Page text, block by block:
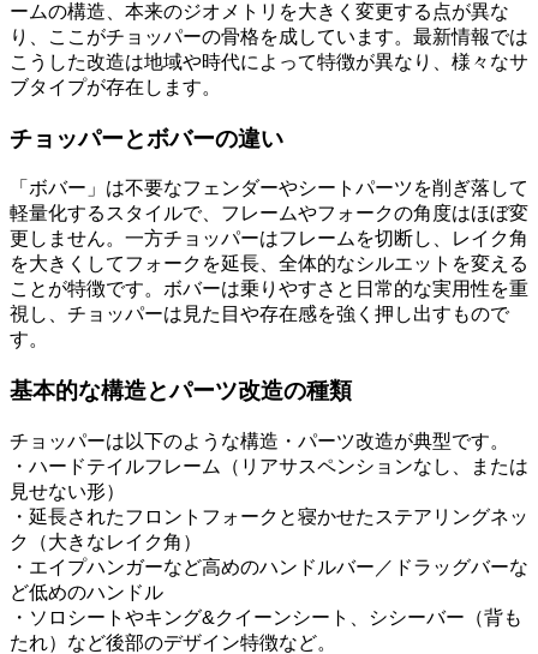
ームの構造、本来のジオメトリを大きく変更する点が異な
り、ここがチョッパーの骨格を成しています。最新情報では
こうした改造は地域や時代によって特徴が異なり、様々なサ
ブタイプが存在します。
チョッパーとボバーの違い
「ボバー」は不要なフェンダーやシートパーツを削ぎ落して
軽量化するスタイルで、フレームやフォークの角度はほぼ変
更しません。一方チョッパーはフレームを切断し、レイク角
を大きくしてフォークを延長、全体的なシルエットを変える
ことが特徴です。ボバーは乗りやすさと日常的な実用性を重
視し、チョッパーは見た目や存在感を強く押し出すもので
す。
基本的な構造とパーツ改造の種類
チョッパーは以下のような構造・パーツ改造が典型です。
・ハードテイルフレーム（リアサスペンションなし、または
見せない形）
・延長されたフロントフォークと寝かせたステアリングネッ
ク（大きなレイク角）
・エイプハンガーなど高めのハンドルバー／ドラッグバーな
ど低めのハンドル
・ソロシートやキング&クイーンシート、シシーバー（背も
たれ）など後部のデザイン特徴など。